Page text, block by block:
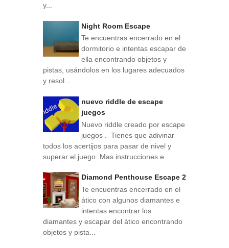
y...
Night Room Escape
Te encuentras encerrado en el
dormitorio e intentas escapar de
ella encontrando objetos y
pistas, usándolos en los lugares adecuados
y resol...
nuevo riddle de escape
juegos
Nuevo riddle creado por escape
juegos . Tienes que adivinar
todos los acertijos para pasar de nivel y
superar el juego. Mas instrucciones e...
Diamond Penthouse Escape 2
Te encuentras encerrado en el
ático con algunos diamantes e
intentas encontrar los
diamantes y escapar del ático encontrando
objetos y pista...